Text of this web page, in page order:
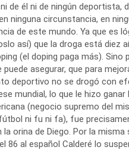
de él ni de ningún deportista,
ninguna circunstancia, en
de este mundo. Ya que es
así) que la droga está diez
(el doping paga más). Sino
puede asegurar, que para
deportivo no se drogó con
mundial, lo que le hizo ganar
(negocio supremo del
ni fu ni fa), fue
la orina de Diego. Por la misma
86 al español Calderé lo